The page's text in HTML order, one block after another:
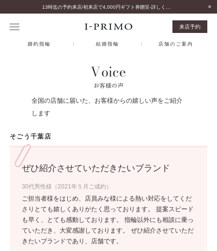
来店予約
婚約指輪 結婚指輪 店舗のご案内
Voice
お客様の声
全国の店舗に届いた、お客様からの嬉しい声をご紹介
します
そごう千葉店
ぜひ紹介させていただきたいブランド
30代男性様（2021年５月ご成約）
ご担当者様をはじめ、店員みな様による熱い対応をしてくだ
さりとても嬉しくありがたく思っております。 提案スピード
も早く、とても感動しております。 指輪以外にも相談に乗っ
ていただき、大変感謝しております。 ぜひ紹介させていただ
きたいブランドであり、店舗です。